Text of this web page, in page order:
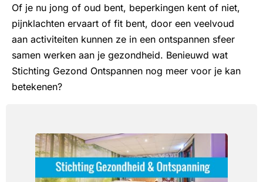
Of je nu jong of oud bent, beperkingen kent of niet,
pijnklachten ervaart of fit bent, door een veelvoud
aan activiteiten kunnen ze in een ontspannen sfeer
samen werken aan je gezondheid. Benieuwd wat
Stichting Gezond Ontspannen nog meer voor je kan
betekenen?